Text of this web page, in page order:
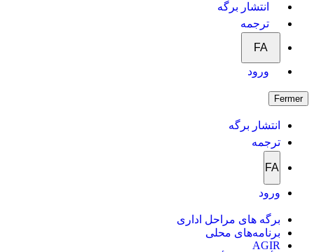
انتشار برگه
ترجمه
FA
ورود
Fermer
انتشار برگه
ترجمه
FA
ورود
برگه های مراحل اداری
برنامه‌های محلی
AGIR